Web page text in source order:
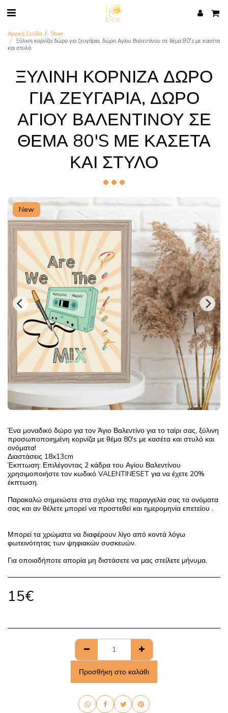
Αρχική Σελίδα
Store
Ξύλινη κορνίζα δώρο για ζευγάρια, δώρο Αγίου Βαλεντίνου σε θέμα 80's με κασέτα
και στυλό
ΞΎΛΙΝΗ ΚΟΡΝΊΖΑ ΔΏΡΟ
ΓΙΑ ΖΕΥΓΆΡΙΑ, ΔΏΡΟ
ΑΓΊΟΥ ΒΑΛΕΝΤΊΝΟΥ ΣΕ
ΘΈΜΑ 80'S ΜΕ ΚΑΣΈΤΑ
ΚΑΙ ΣΤΥΛΌ
New
Ένα μοναδικό δώρο για τον Άγιο Βαλεντίνο για το ταίρι σας, ξύλινη
προσωποποιημένη κορνίζα με θέμα 80's με κασέτα και στυλό και
ονόματα!
Διαστάσεις 18x13cm
Έκπτωση: Επιλέγοντας 2 κάδρα του Αγίου Βαλεντίνου
χρησιμοποιήστε τον κωδικό VALENTINESET για να έχετε 20%
έκπτωση.
Παρακαλώ σημειώστε στα σχόλια της παραγγελία σας τα ονόματα
σας και αν θέλετε μπορεί να προστεθεί και ημερομηνία επετείου .
Μπορεί τα χρώματα να διαφέρουν λίγο από κοντά λόγω
φωτεινότητας των ψηφιακών συσκευών.
Για οποιαδήποτε απορία μη διστάσετε να μας στείλετε μήνυμα.
15€
Προσθήκη στο καλάθι